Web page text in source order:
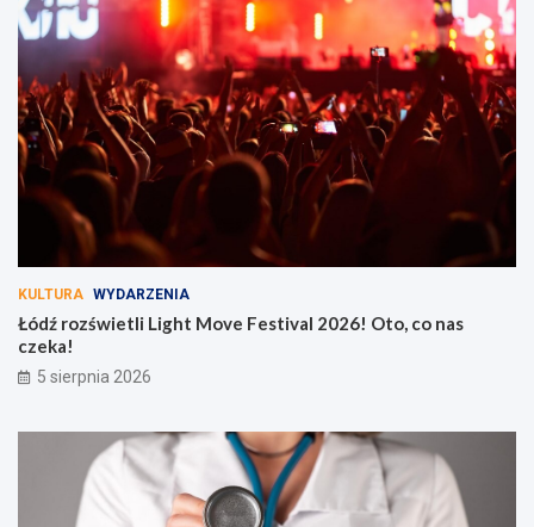
KULTURA WYDARZENIA
Łódź rozświetli Light Move Festival 2026! Oto, co nas
czeka!
5 sierpnia 2026